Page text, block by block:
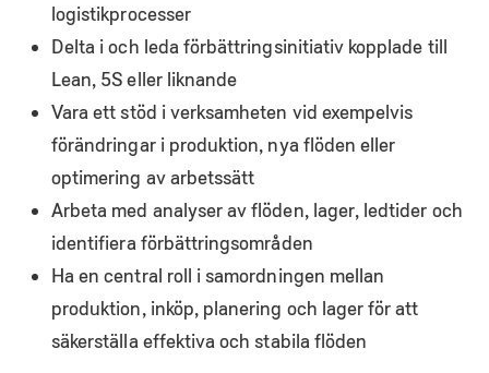
logistikprocesser
Delta i och leda förbättringsinitiativ kopplade till
Lean, 5S eller liknande
Vara ett stöd i verksamheten vid exempelvis
förändringar i produktion, nya flöden eller
optimering av arbetssätt
Arbeta med analyser av flöden, lager, ledtider och
identifiera förbättringsområden
Ha en central roll i samordningen mellan
produktion, inköp, planering och lager för att
säkerställa effektiva och stabila flöden